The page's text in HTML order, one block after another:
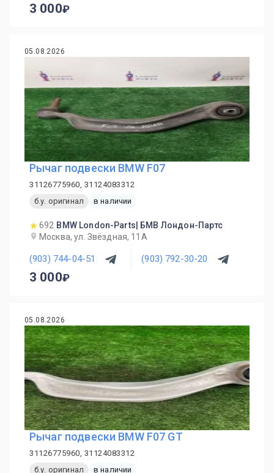
3 000
05.08.2026
Рычаг подвески BMW F07
31126775960, 31124083312
б.у. оригинал
в наличии
692 BMW London-Parts| БМВ Лондон-Партс
Москва, ул. Звёздная, 11А
(903) 744-04-51 (903) 792-30-20
3 000
05.08.2026
Рычаг подвески BMW F07 GT
31126775960, 31124083312
б.у. оригинал
в наличии